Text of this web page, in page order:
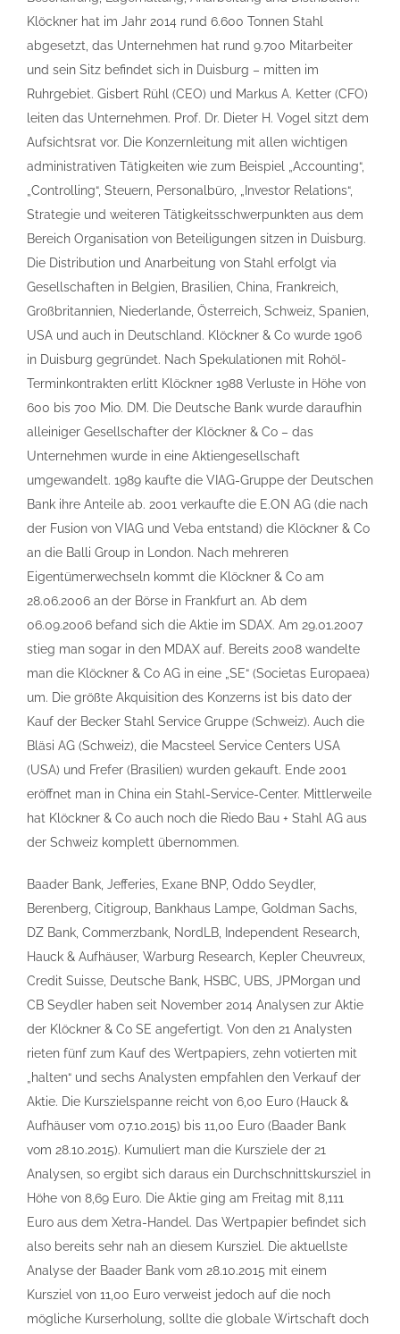
Klöckner hat im Jahr 2014 rund 6.600 Tonnen Stahl
abgesetzt, das Unternehmen hat rund 9.700 Mitarbeiter
und sein Sitz befindet sich in Duisburg – mitten im
Ruhrgebiet. Gisbert Rühl (CEO) und Markus A. Ketter (CFO)
leiten das Unternehmen. Prof. Dr. Dieter H. Vogel sitzt dem
Aufsichtsrat vor. Die Konzernleitung mit allen wichtigen
administrativen Tätigkeiten wie zum Beispiel „Accounting“,
„Controlling“, Steuern, Personalbüro, „Investor Relations“,
Strategie und weiteren Tätigkeitsschwerpunkten aus dem
Bereich Organisation von Beteiligungen sitzen in Duisburg.
Die Distribution und Anarbeitung von Stahl erfolgt via
Gesellschaften in Belgien, Brasilien, China, Frankreich,
Großbritannien, Niederlande, Österreich, Schweiz, Spanien,
USA und auch in Deutschland. Klöckner & Co wurde 1906
in Duisburg gegründet. Nach Spekulationen mit Rohöl-
Terminkontrakten erlitt Klöckner 1988 Verluste in Höhe von
600 bis 700 Mio. DM. Die Deutsche Bank wurde daraufhin
alleiniger Gesellschafter der Klöckner & Co – das
Unternehmen wurde in eine Aktiengesellschaft
umgewandelt. 1989 kaufte die VIAG-Gruppe der Deutschen
Bank ihre Anteile ab. 2001 verkaufte die E.ON AG (die nach
der Fusion von VIAG und Veba entstand) die Klöckner & Co
an die Balli Group in London. Nach mehreren
Eigentümerwechseln kommt die Klöckner & Co am
28.06.2006 an der Börse in Frankfurt an. Ab dem
06.09.2006 befand sich die Aktie im SDAX. Am 29.01.2007
stieg man sogar in den MDAX auf. Bereits 2008 wandelte
man die Klöckner & Co AG in eine „SE“ (Societas Europaea)
um. Die größte Akquisition des Konzerns ist bis dato der
Kauf der Becker Stahl Service Gruppe (Schweiz). Auch die
Bläsi AG (Schweiz), die Macsteel Service Centers USA
(USA) und Frefer (Brasilien) wurden gekauft. Ende 2001
eröffnet man in China ein Stahl-Service-Center. Mittlerweile
hat Klöckner & Co auch noch die Riedo Bau + Stahl AG aus
der Schweiz komplett übernommen.
Baader Bank, Jefferies, Exane BNP, Oddo Seydler,
Berenberg, Citigroup, Bankhaus Lampe, Goldman Sachs,
DZ Bank, Commerzbank, NordLB, Independent Research,
Hauck & Aufhäuser, Warburg Research, Kepler Cheuvreux,
Credit Suisse, Deutsche Bank, HSBC, UBS, JPMorgan und
CB Seydler haben seit November 2014 Analysen zur Aktie
der Klöckner & Co SE angefertigt. Von den 21 Analysten
rieten fünf zum Kauf des Wertpapiers, zehn votierten mit
„halten“ und sechs Analysten empfahlen den Verkauf der
Aktie. Die Kurszielspanne reicht von 6,00 Euro (Hauck &
Aufhäuser vom 07.10.2015) bis 11,00 Euro (Baader Bank
vom 28.10.2015). Kumuliert man die Kursziele der 21
Analysen, so ergibt sich daraus ein Durchschnittskursziel in
Höhe von 8,69 Euro. Die Aktie ging am Freitag mit 8,111
Euro aus dem Xetra-Handel. Das Wertpapier befindet sich
also bereits sehr nah an diesem Kursziel. Die aktuellste
Analyse der Baader Bank vom 28.10.2015 mit einem
Kursziel von 11,00 Euro verweist jedoch auf die noch
mögliche Kurserholung, sollte die globale Wirtschaft doch